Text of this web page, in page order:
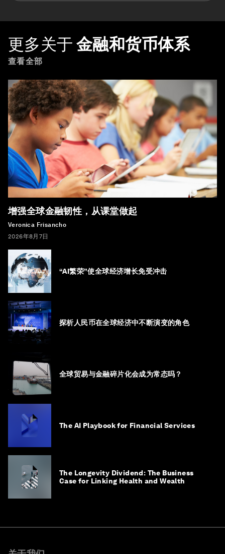
更多关于 金融和货币体系
查看全部
增强全球金融韧性，从课堂做起
Veronica Frisancho
2026年8月7日
“AI繁荣”使全球经济增长免受冲击
探析人民币在全球经济中不断演变的角色
全球贸易与金融碎片化会成为常态吗？
The AI Playbook for Financial Services
The Longevity Dividend: The Business
Case for Linking Health and Wealth